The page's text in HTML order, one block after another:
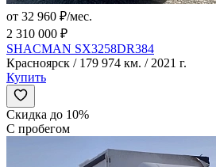
от 32 960 ₽/мес.
2 310 000 ₽
SHACMAN SX3258DR384
Красноярск / 179 974 км. / 2021 г.
Купить
Скидка до 10%
С пробегом